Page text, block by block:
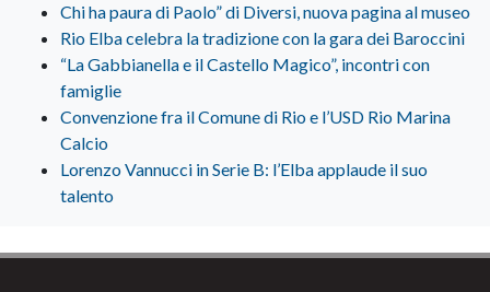
Chi ha paura di Paolo” di Diversi, nuova pagina al museo
Rio Elba celebra la tradizione con la gara dei Baroccini
“La Gabbianella e il Castello Magico”, incontri con
famiglie
Convenzione fra il Comune di Rio e l’USD Rio Marina
Calcio
Lorenzo Vannucci in Serie B: l’Elba applaude il suo
talento